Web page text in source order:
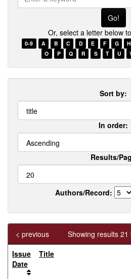
Or, select a letter below
0-9 A B C D E F G H
O
P Q R S T U
Sort by:
In order:
Results/
Authors/Record:
Showing results
< previous
Issue
Date
Title